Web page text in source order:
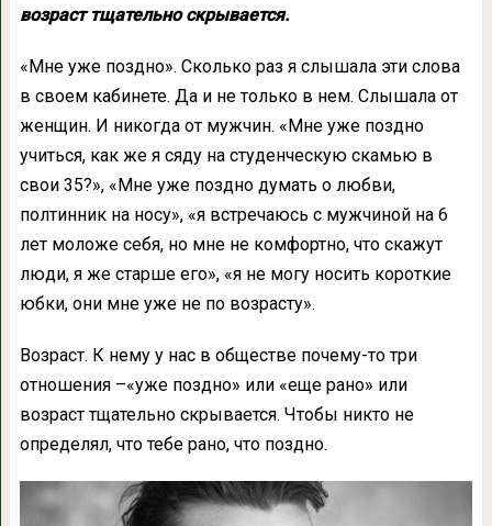
возраст тщательно скрывается.
«Мне уже поздно». Сколько раз я слышала эти слова
в своем кабинете. Да и не только в нем. Слышала от
женщин. И никогда от мужчин. «Мне уже поздно
учиться, как же я сяду на студенческую скамью в
свои 35?», «Мне уже поздно думать о любви,
полтинник на носу», «я встречаюсь с мужчиной на 6
лет моложе себя, но мне не комфортно, что скажут
люди, я же старше его», «я не могу носить короткие
юбки, они мне уже не по возрасту».
Возраст. К нему у нас в обществе почему-то три
отношения –«уже поздно» или «еще рано» или
возраст тщательно скрывается. Чтобы никто не
определял, что тебе рано, что поздно.